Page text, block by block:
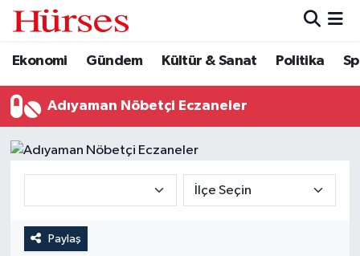
Ekonomi Gündem Kültür & Sanat Politika
Adıyaman Nöbetçi Eczaneler
Paylaş
Ekonomi
Gündem
Kültür & Sanat
Spor
Hava Durumu
Trafik Durumu
Süper Lig Puan Durumu ve Fikstür
Son Dakika Haberleri